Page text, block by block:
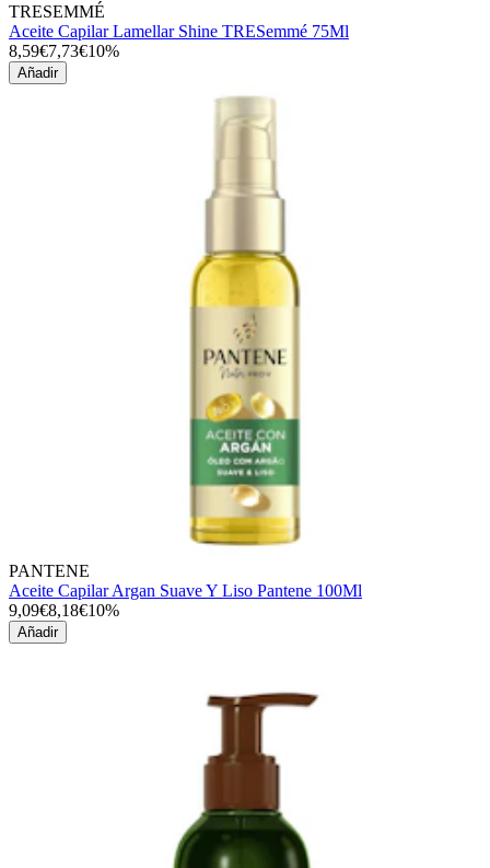
TRESEMMÉ
Aceite Capilar Lamellar Shine TRESemmé 75Ml
8,59€7,73€10%
Añadir
PANTENE
Aceite Capilar Argan Suave Y Liso Pantene 100Ml
9,09€8,18€10%
Añadir